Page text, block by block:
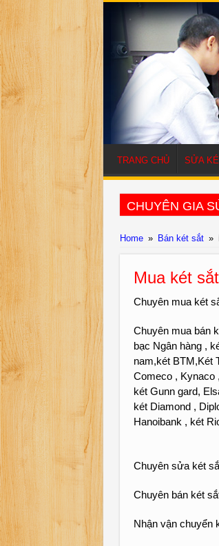
TRANG CHỦ SỬA
CHUYÊN GIA
Home » Bán két sắt »
Mua két
Chuyên mua két
Chuyên mua bán
bạc Ngân hàng ,
nam,két BTM,Két
Comeco , Kynaco
két Gunn gard,
két Diamond ,
Hanoibank , két
Chuyên sửa két
Chuyên bán két
Nhận vận chuyển